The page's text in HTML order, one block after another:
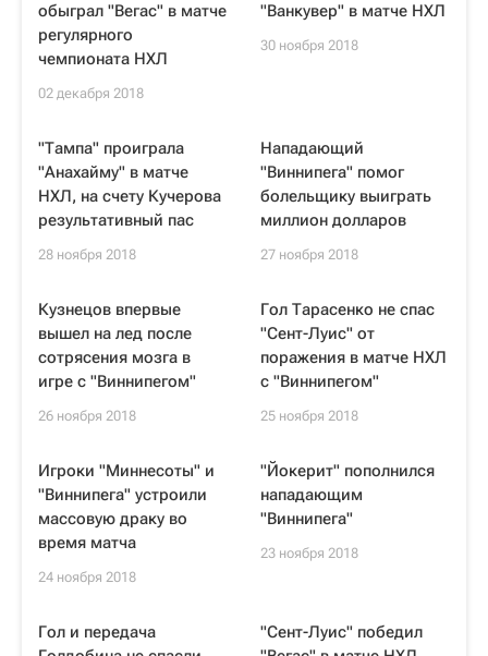
обыграл "Вегас" в матче
регулярного
чемпионата НХЛ
02 декабря 2018
"Ванкувер" в матче НХЛ
30 ноября 2018
"Тампа" проиграла
"Анахайму" в матче
НХЛ, на счету Кучерова
результативный пас
28 ноября 2018
Нападающий
"Виннипега" помог
болельщику выиграть
миллион долларов
27 ноября 2018
Кузнецов впервые
вышел на лед после
сотрясения мозга в
игре с "Виннипегом"
26 ноября 2018
Гол Тарасенко не спас
"Сент-Луис" от
поражения в матче НХЛ
с "Виннипегом"
25 ноября 2018
Игроки "Миннесоты" и
"Виннипега" устроили
массовую драку во
время матча
24 ноября 2018
"Йокерит" пополнился
нападающим
"Виннипега"
23 ноября 2018
Гол и передача
"Сент-Луис" победил